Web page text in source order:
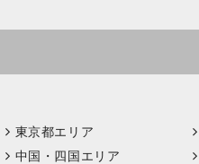
東京都エリア
中国・四国エリア